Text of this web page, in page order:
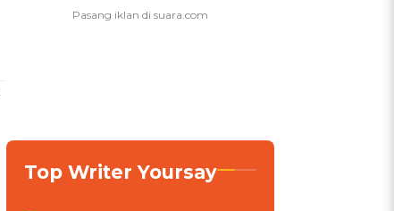
Top Writer Yoursay